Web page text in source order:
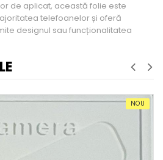
de aplicat, această folie este
telefoanelor și oferă
designul sau funcționalitatea
NOU